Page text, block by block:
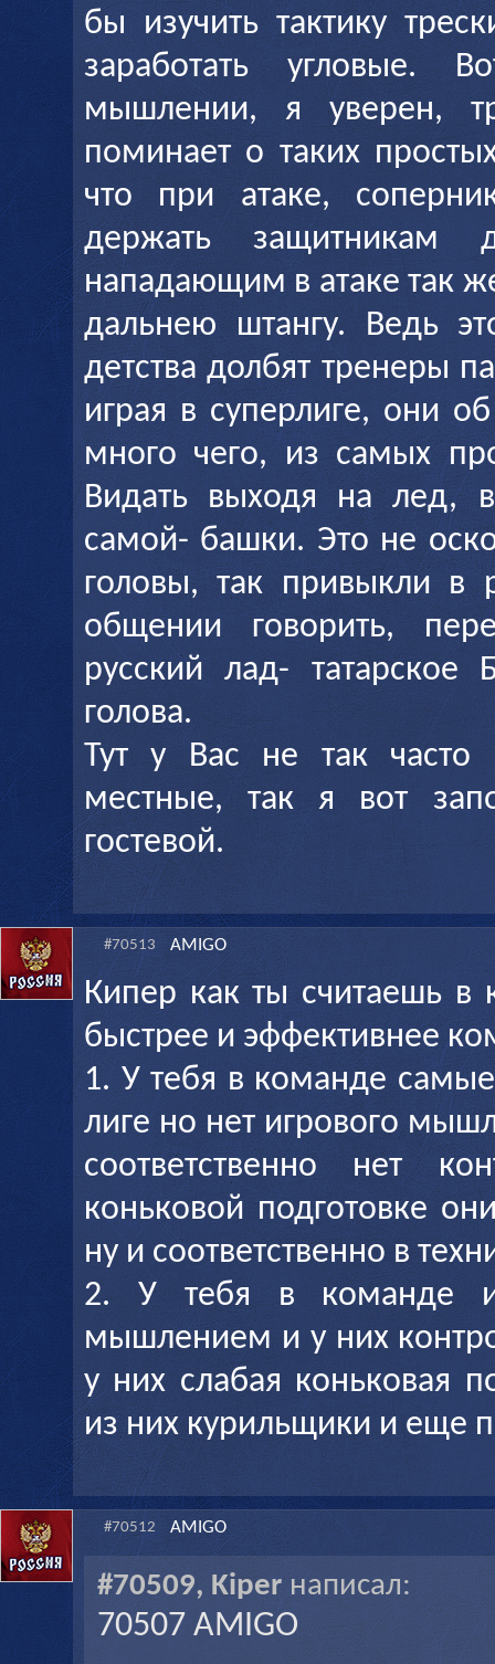
бы изучить тактику
заработать угловые.
мышлении, я уверен,
поминает о таких
что при атаке,
держать защитникам
нападающим в атаке так
дальнею штангу. Ведь
детства долбят тренеры
играя в суперлиге, они
много чего, из самых
Видать выходя на лед,
самой- башки. Это не
головы, так привыкли в
общении говорить,
русский лад-
голова.
Тут у Вас не так часто
местные, так я вот
гостевой.
#70513 AMIGO
Кипер как ты считаешь в
быстрее и эффективнее
1. У тебя в команде
лиге но нет игрового
соответственно нет
коньковой подготовке
ну и соответственно в
2. У тебя в команде
мышлением и у них
у них слабая коньковая
из них курильщики и еще
#70512 AMIGO
#70509, Kiperнаписал:
70507 AMIGO